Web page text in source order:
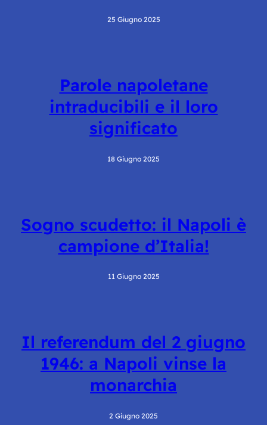
25 Giugno 2025
Parole napoletane
intraducibili e il loro
significato
18 Giugno 2025
Sogno scudetto: il Napoli è
campione d’Italia!
11 Giugno 2025
Il referendum del 2 giugno
1946: a Napoli vinse la
monarchia
2 Giugno 2025